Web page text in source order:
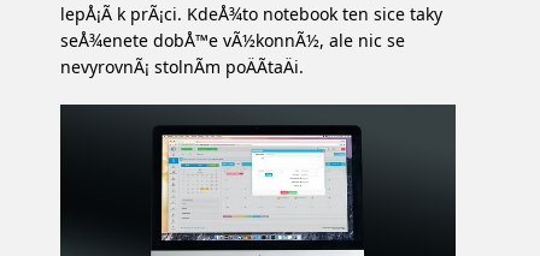
lepÅ¡Ã­ k prÃ¡ci. KdeÅ¾to notebook ten sice taky
seÅ¾enete dobÅ™e vÃ½konnÃ½, ale nic se
nevyrovnÃ¡ stolnÃ­m poÄÃ­taÄi.